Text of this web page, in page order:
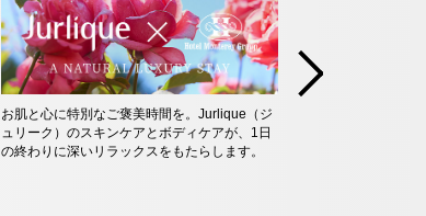
お肌と心に特別なご褒美時間を。Jurlique（ジ
ュリーク）のスキンケアとボディケアが、1日
の終わりに深いリラックスをもたらします。